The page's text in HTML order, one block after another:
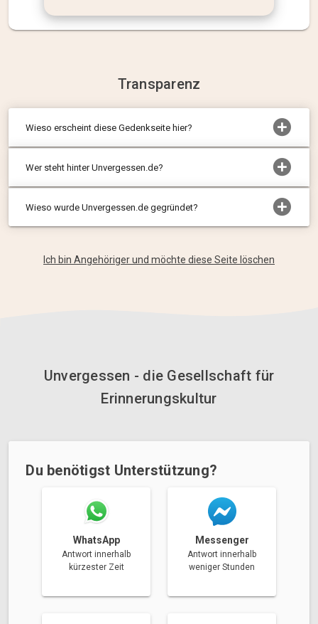
Transparenz
Wieso erscheint diese Gedenkseite hier?
Wer steht hinter Unvergessen.de?
Wieso wurde Unvergessen.de gegründet?
Ich bin Angehöriger und möchte diese Seite löschen
Unvergessen - die Gesellschaft für
Erinnerungskultur
Du benötigst Unterstützung?
WhatsApp
Antwort innerhalb
kürzester Zeit
Messenger
Antwort innerhalb
weniger Stunden